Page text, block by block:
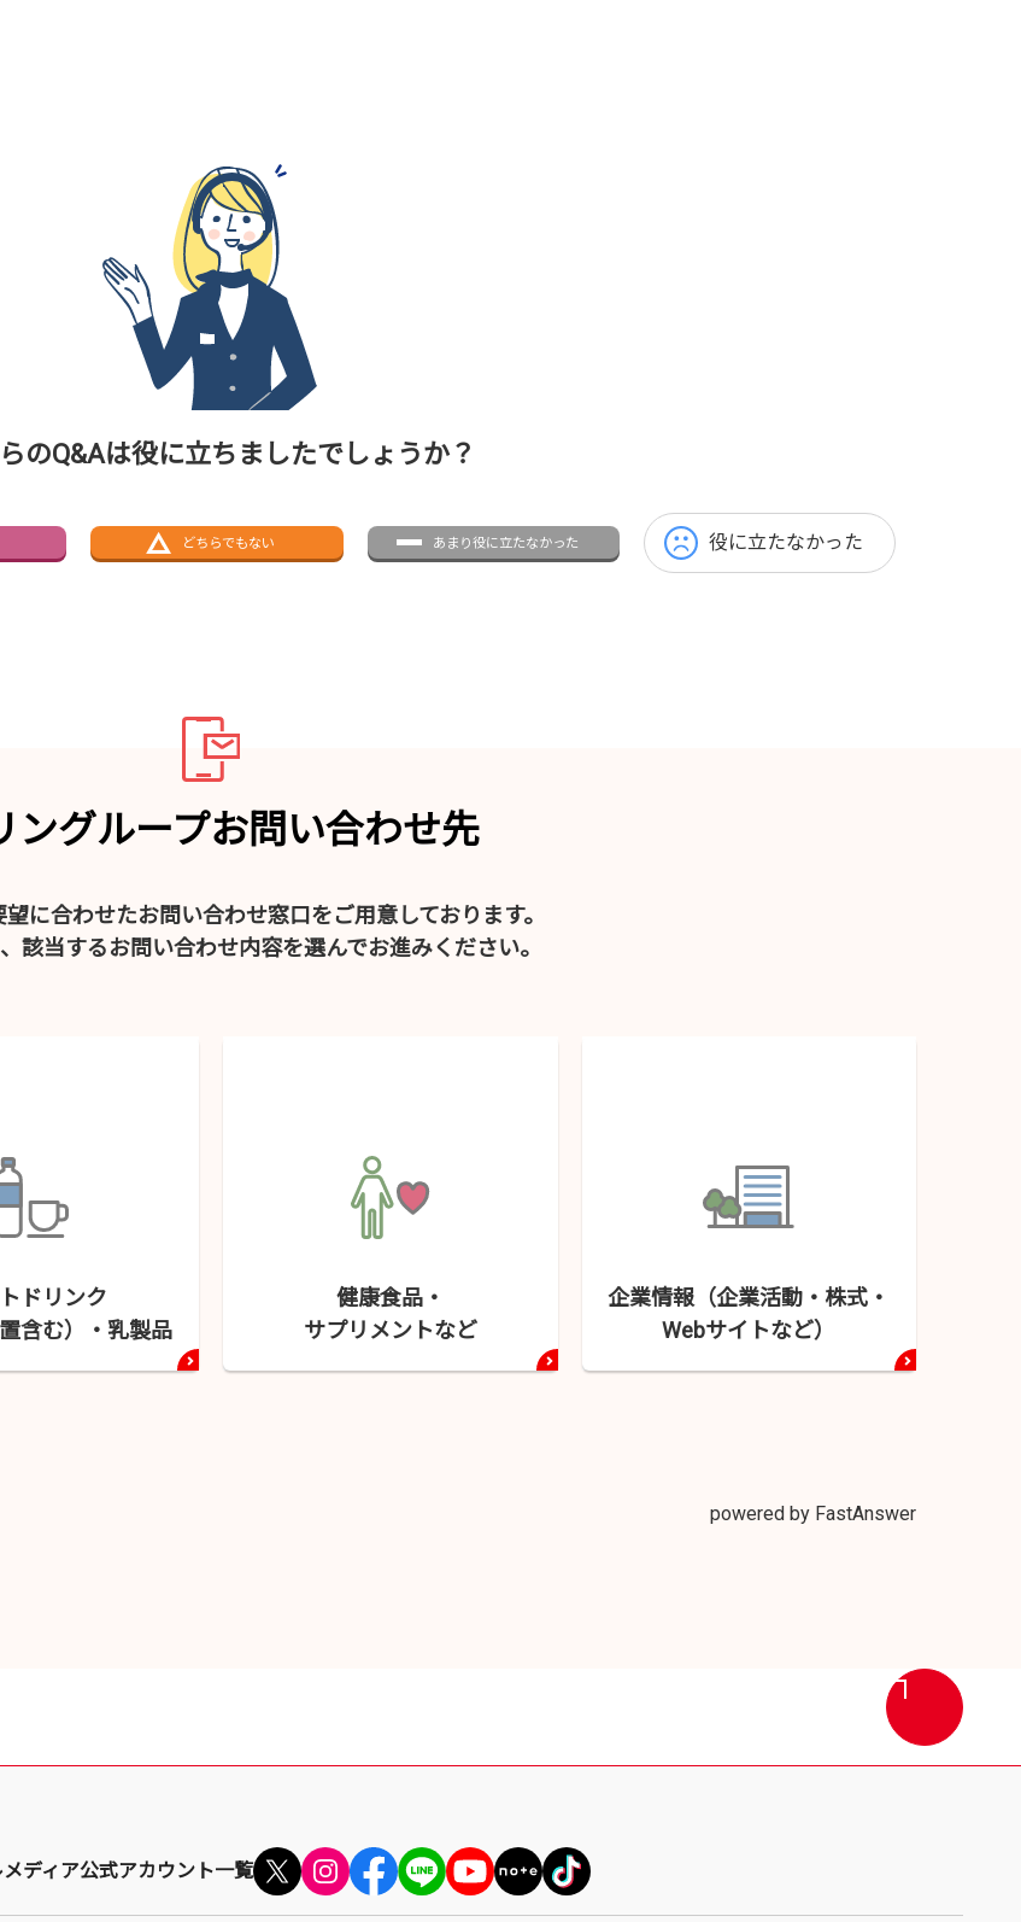
のQ&Aは役に立ちましたでしょうか？
どちらでもない あまり役に立たなかった 役に立たなかった
ングループお問い合わせ先
に合わせたお問い合わせ窓口をご用意しております。
該当するお問い合わせ内容を選んでお進みください。
ドリンク
含む）・ 乳製品
健康食品・
サプリメントなど
企業情報（企業活動・ 株式・
Webサイトなど）
powered by FastAnswer
画
面
最
上
ディア公式アカウント一覧